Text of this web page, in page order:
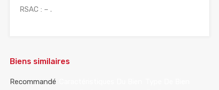
RSAC : – .
Biens similaires
Recommandé